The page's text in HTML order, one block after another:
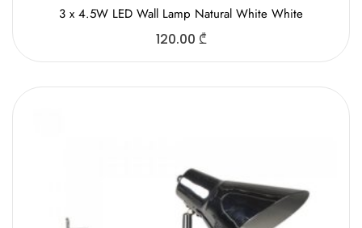
3 x 4.5W LED Wall Lamp Natural White White
120.00 ₾